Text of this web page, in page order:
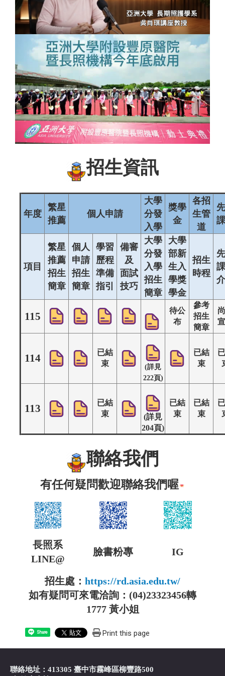
招生資訊
年度
繁星
推薦
個人申請
大學
分發
入學
獎學
金
各招
生管
道
項目
繁星
推薦
招生
簡章
個人
申請
招生
簡章
學習
歷程
準備
指引
備審
及
面試
技巧
大學
分發
入學
招生
簡章
大學
部新
生入
學獎
學金
招生
時程
115
待公
布
參考
招生
簡章
114
已結
束
(詳見
222頁)
已結
束
113
已結
束
(詳見
204頁)
已結
束
已結
束
聯絡我們
有任何疑問歡迎聯絡我們喔
長照系
LINE@
臉書粉專 IG
招生處： https://rd.asia.edu.tw/
如有疑問可來電洽詢：(04)23323456轉
1777 黃小姐
Share Print this page
聯絡地址：413305 臺中市霧峰區柳豐路500